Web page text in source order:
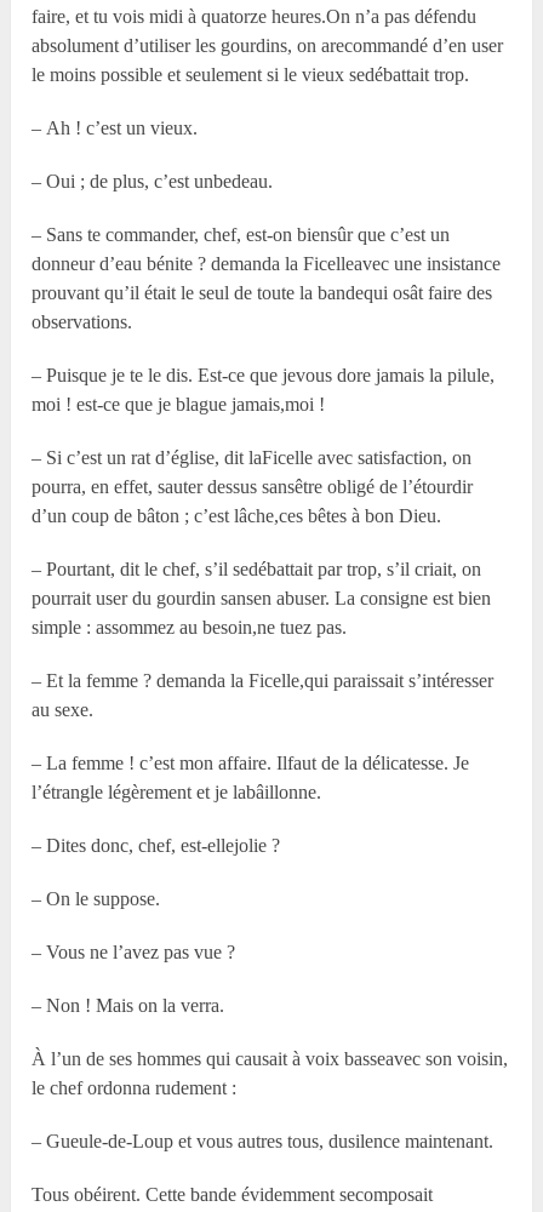
faire, et tu vois midi à quatorze heures.On n’a pas défendu
absolument d’utiliser les gourdins, on arecommandé d’en user
le moins possible et seulement si le vieux sedébattait trop.
– Ah ! c’est un vieux.
– Oui ; de plus, c’est unbedeau.
– Sans te commander, chef, est-on biensûr que c’est un
donneur d’eau bénite ? demanda la Ficelleavec une insistance
prouvant qu’il était le seul de toute la bandequi osât faire des
observations.
– Puisque je te le dis. Est-ce que jevous dore jamais la pilule,
moi ! est-ce que je blague jamais,moi !
– Si c’est un rat d’église, dit laFicelle avec satisfaction, on
pourra, en effet, sauter dessus sansêtre obligé de l’étourdir
d’un coup de bâton ; c’est lâche,ces bêtes à bon Dieu.
– Pourtant, dit le chef, s’il sedébattait par trop, s’il criait, on
pourrait user du gourdin sansen abuser. La consigne est bien
simple : assommez au besoin,ne tuez pas.
– Et la femme ? demanda la Ficelle,qui paraissait s’intéresser
au sexe.
– La femme ! c’est mon affaire. Ilfaut de la délicatesse. Je
l’étrangle légèrement et je labâillonne.
– Dites donc, chef, est-ellejolie ?
– On le suppose.
– Vous ne l’avez pas vue ?
– Non ! Mais on la verra.
À l’un de ses hommes qui causait à voix basseavec son voisin,
le chef ordonna rudement :
– Gueule-de-Loup et vous autres tous, dusilence maintenant.
Tous obéirent. Cette bande évidemment secomposait